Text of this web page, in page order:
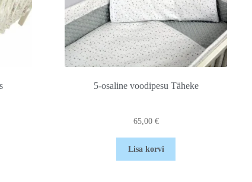
5-osaline voodipesu Täheke
65,00 €
Lisa korvi